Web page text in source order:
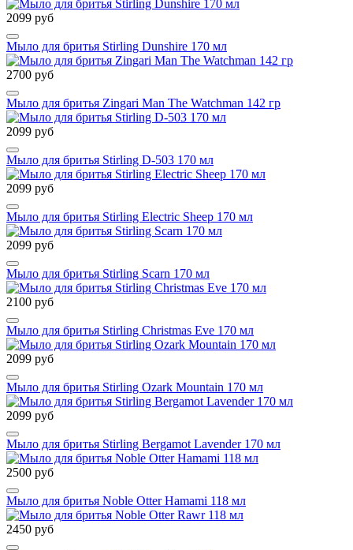
2099 руб
Мыло для бритья Stirling Dunshire 170 мл
2700 руб
Мыло для бритья Zingari Man The Watchman 142 гр
2099 руб
Мыло для бритья Stirling D-503 170 мл
2099 руб
Мыло для бритья Stirling Electric Sheep 170 мл
2099 руб
Мыло для бритья Stirling Scarn 170 мл
2100 руб
Мыло для бритья Stirling Christmas Eve 170 мл
2099 руб
Мыло для бритья Stirling Ozark Mountain 170 мл
2099 руб
Мыло для бритья Stirling Bergamot Lavender 170 мл
2500 руб
Мыло для бритья Noble Otter Hamami 118 мл
2450 руб